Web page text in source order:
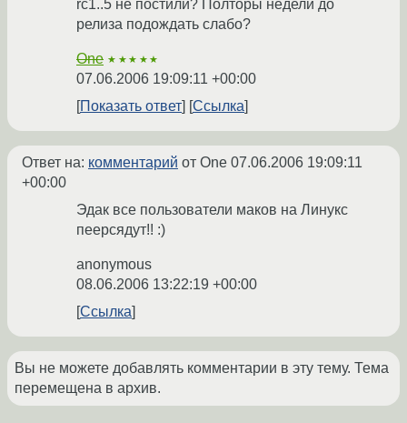
rc1..5 не постили? Полторы недели до
релиза подождать слабо?
One ★★★★★
07.06.2006 19:09:11 +00:00
Показать ответ
Ссылка
Ответ на: комментарий от One 07.06.2006 19:09:11
+00:00
Эдак все пользователи маков на Линукс
пеерсядут!! :)
anonymous
08.06.2006 13:22:19 +00:00
Ссылка
Вы не можете добавлять комментарии в эту тему. Тема
перемещена в архив.